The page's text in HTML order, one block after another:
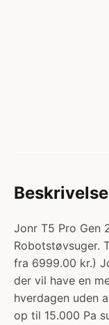
Beskrivelse
Jonr T5 Pro Gen
Robotstøvsuger.
fra 6999.00 kr.)
der vil have en
hverdagen uden
op til 15.000 Pa